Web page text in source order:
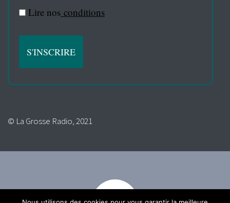
Lire nos conditions
© La Grosse Radio, 2021